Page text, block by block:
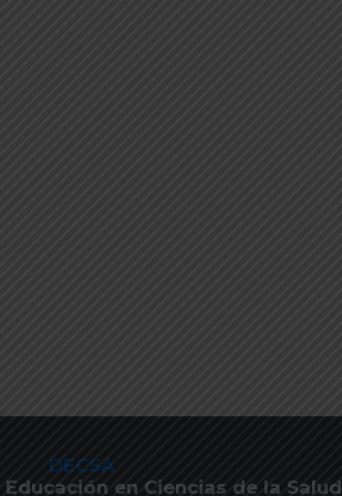
DECSA
en Ciencias de la Salud